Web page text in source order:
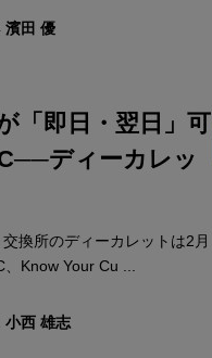
濱田 優
「即日・翌日」可
ディーカレッ
換所のディーカレットは2月
Know Your Cu ...
小西 雄志